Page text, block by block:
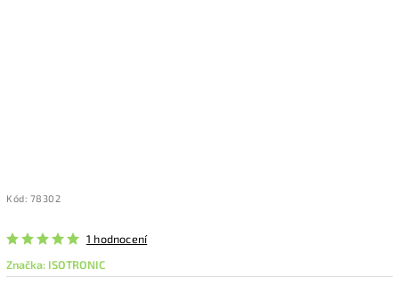
Kód: 78302
1 hodnocení
Značka: ISOTRONIC